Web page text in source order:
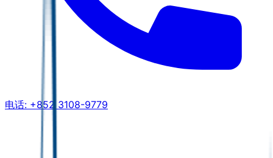
电话: +852 3108-9779